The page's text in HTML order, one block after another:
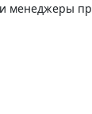
менеджеры